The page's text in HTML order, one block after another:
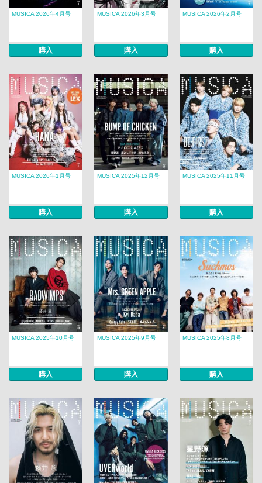
MUSICA 2026年4月号
購入
MUSICA 2026年3月号
購入
MUSICA 2026年2月号
購入
MUSICA 2026年1月号
購入
MUSICA 2025年12月号
購入
MUSICA 2025年11月号
購入
MUSICA 2025年10月号
購入
MUSICA 2025年9月号
購入
MUSICA 2025年8月号
購入